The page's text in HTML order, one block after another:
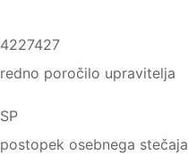
4227427
redno poročilo upravitelja
SP
postopek osebnega stečaja